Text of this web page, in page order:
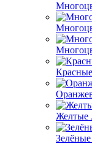
Желтые